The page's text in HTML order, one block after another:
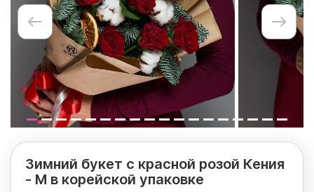
Зимний букет с красной розой Кения
- M в корейской упаковке